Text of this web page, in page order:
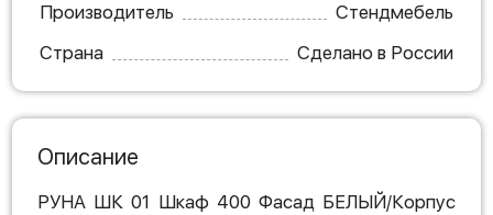
Производитель
Стендмебель
Страна
Сделано в России
Описание
РУНА ШК 01 Шкаф 400 Фасад БЕЛЫЙ/Корпус